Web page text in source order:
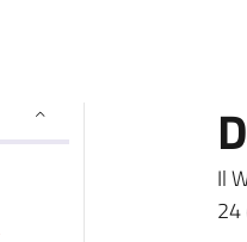
Il
24